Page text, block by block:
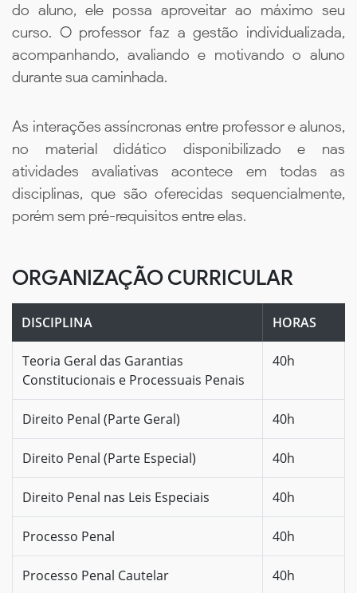
do aluno, ele possa aproveitar ao máximo seu
curso. O professor faz a gestão individualizada,
acompanhando, avaliando e motivando o aluno
durante sua caminhada.
As interações assíncronas entre professor e alunos,
no material didático disponibilizado e nas
atividades avaliativas acontece em todas as
disciplinas, que são oferecidas sequencialmente,
porém sem pré-requisitos entre elas.
ORGANIZAÇÃO CURRICULAR
DISCIPLINA HORAS
Teoria Geral das Garantias
Constitucionais e Processuais Penais
40h
Direito Penal (Parte Geral) 40h
Direito Penal (Parte Especial) 40h
Direito Penal nas Leis Especiais 40h
Processo Penal 40h
Processo Penal Cautelar 40h